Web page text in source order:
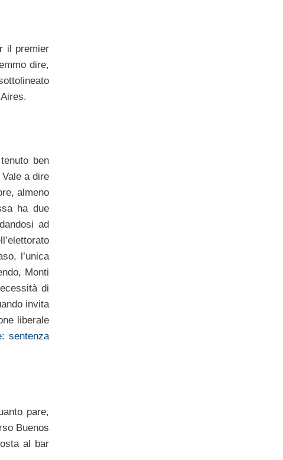
il premier
dire,
ben
a dire
almeno
ha due
ad
l’unica
Monti
di
invita
liberale
sentenza
pare,
Buenos
al bar